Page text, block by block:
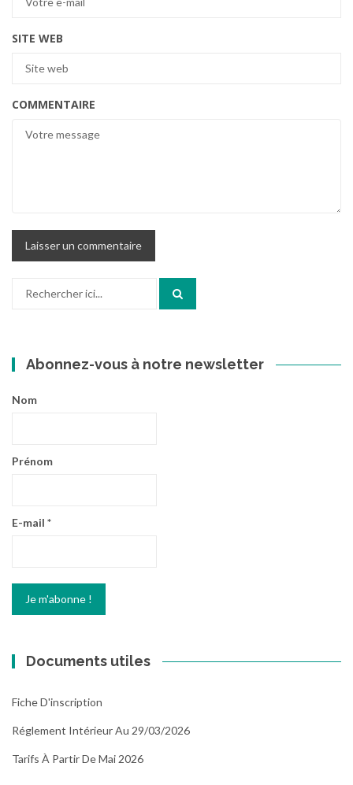
SITE WEB
COMMENTAIRE
Abonnez-vous à notre newsletter
Nom
Prénom
E-mail *
Documents utiles
Fiche D'inscription
Réglement Intérieur Au 29/03/2026
Tarifs À Partir De Mai 2026